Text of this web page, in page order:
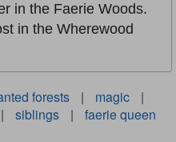
in the Faerie Woods.
in the Wherewood
forests | magic
|
| siblings |
faerie queen